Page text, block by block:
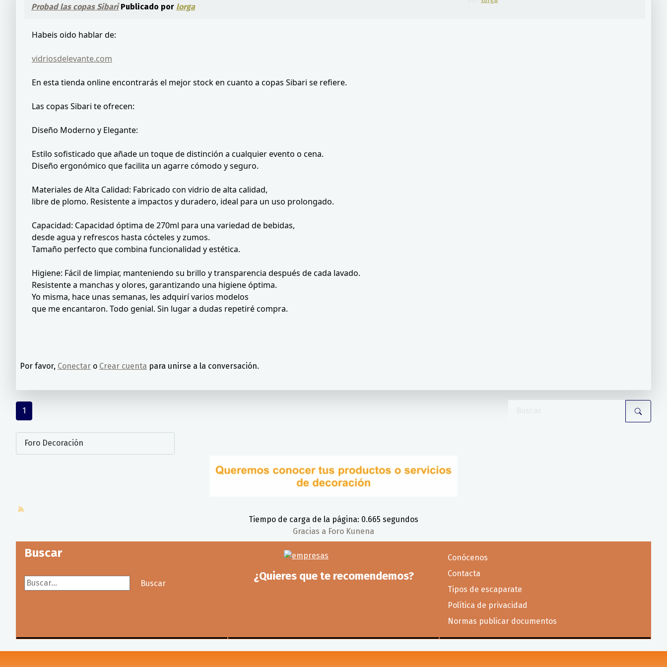
Probad las copas SibariPublicado por lorga
Habeis oido hablar de:
vidriosdelevante.com
En esta tienda online encontrarás el mejor stock en cuanto a copas Sibari se refiere.
Las copas Sibari te ofrecen:
Diseño Moderno y Elegante:
Estilo sofisticado que añade un toque de distinción a cualquier evento o cena.
Diseño ergonómico que facilita un agarre cómodo y seguro.
Materiales de Alta Calidad: Fabricado con vidrio de alta calidad,
libre de plomo. Resistente a impactos y duradero, ideal para un uso prolongado.
Capacidad: Capacidad óptima de 270ml para una variedad de bebidas,
desde agua y refrescos hasta cócteles y zumos.
Tamaño perfecto que combina funcionalidad y estética.
Higiene: Fácil de limpiar, manteniendo su brillo y transparencia después de cada lavado.
Resistente a manchas y olores, garantizando una higiene óptima.
Yo misma, hace unas semanas, les adquirí varios modelos
que me encantaron. Todo genial. Sin lugar a dudas repetiré compra.
Por favor, Conectar o Crear cuenta para unirse a la conversación.
1
Tiempo de carga de la página: 0.665 segundos
Gracias a Foro Kunena
Buscar
Buscar...
Buscar
¿Quieres que te recomendemos?
Conócenos
Contacta
Tipos de escaparate
Política de privacidad
Normas publicar documentos